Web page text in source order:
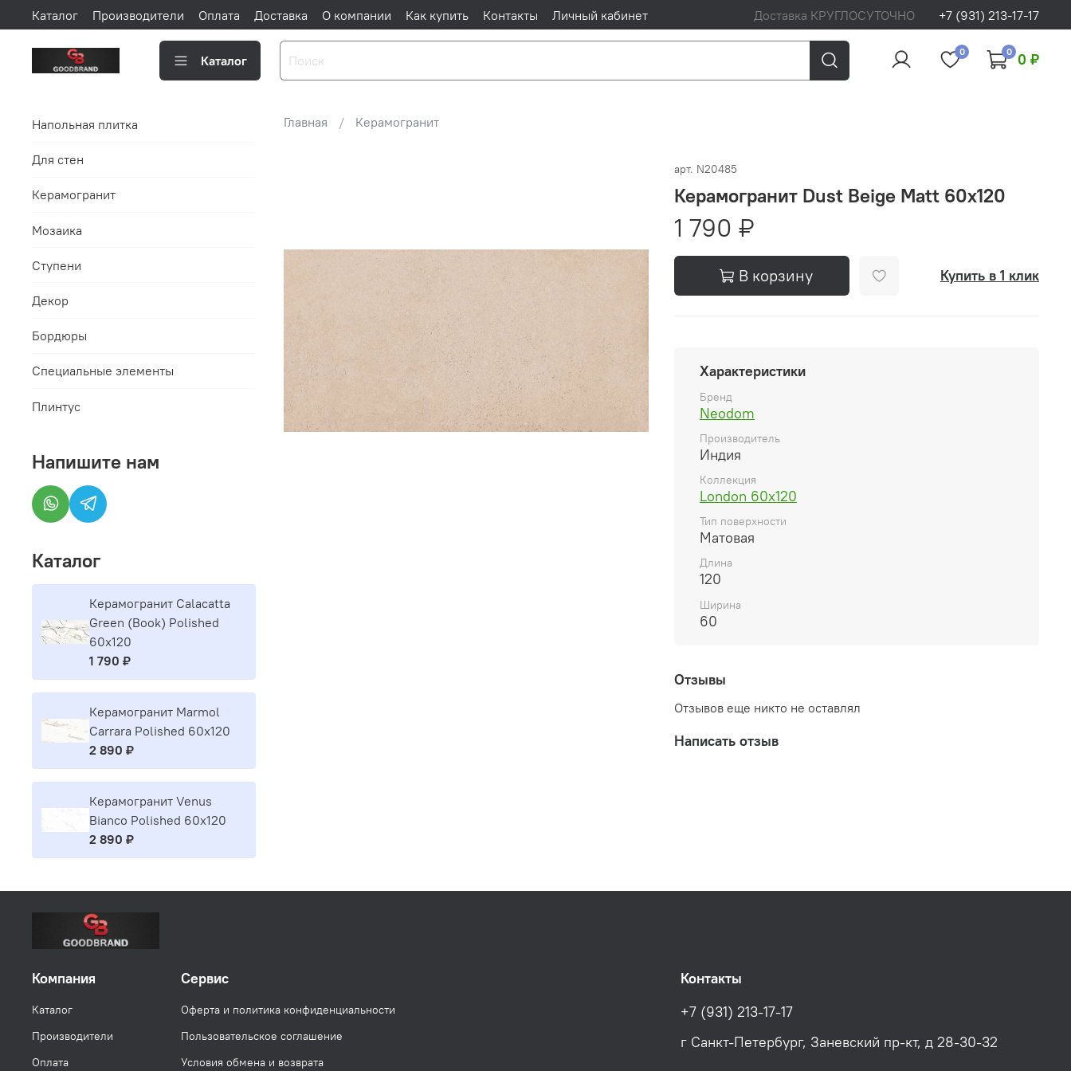
Каталог Производители Оплата Доставка О компании Как купить Контакты Личный кабинет Доставка КРУГЛОСУТОЧНО +7 (931) 213-17-17
Каталог
0 0 0 ₽
Главная Керамогранит
арт. N20485
Керамогранит Dust Beige Matt 60x120
1 790 ₽
В корзину Купить в 1 клик
Характеристики
Бренд
Neodom
Производитель
Индия
Коллекция
London 60x120
Тип поверхности
Матовая
Длина
120
Ширина
60
Отзывы
Отзывов еще никто не оставлял
Написать отзыв
Напольная плитка
Для стен
Керамогранит
Мозаика
Ступени
Декор
Бордюры
Специальные элементы
Плинтус
Напишите нам
Каталог
Керамогранит Calacatta
Green (Book) Polished
60x120
1 790 ₽
Керамогранит Marmol
Carrara Polished 60x120
2 890 ₽
Керамогранит Venus
Bianco Polished 60x120
2 890 ₽
Компания
Каталог
Производители
Оплата
Сервис
Оферта и политика конфиденциальности
Пользовательское соглашение
Условия обмена и возврата
Контакты
+7 (931) 213-17-17
г Санкт-Петербург, Заневский пр-кт, д 28-30-32